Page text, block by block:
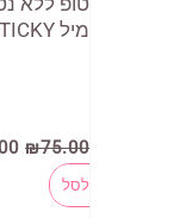
מיל TOP NO STICKY
₪75.00
לסל